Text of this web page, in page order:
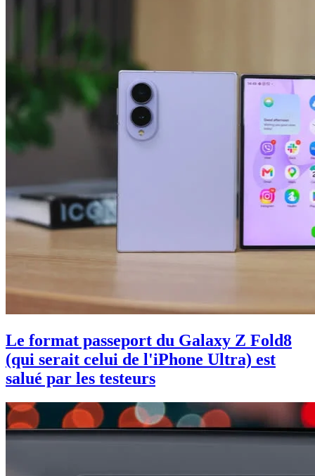
Le format passeport du Galaxy Z Fold8
(qui serait celui de l'iPhone Ultra) est
salué par les testeurs